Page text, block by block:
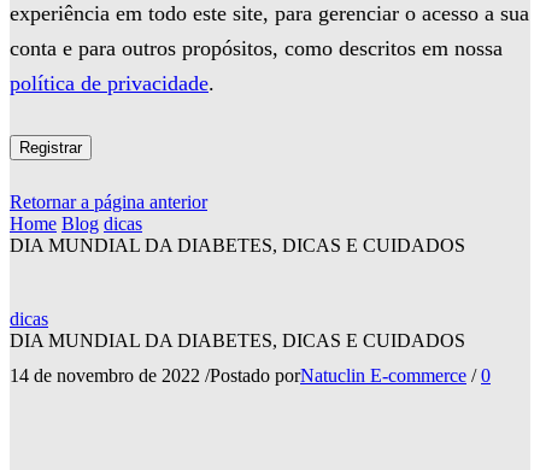
experiência em todo este site, para gerenciar o acesso a sua
conta e para outros propósitos, como descritos em nossa
política de privacidade.
Registrar
Retornar a página anterior
Home Blog dicas
DIA MUNDIAL DA DIABETES, DICAS E CUIDADOS
dicas
DIA MUNDIAL DA DIABETES, DICAS E CUIDADOS
14 de novembro de 2022 /Postado porNatuclin E-commerce / 0